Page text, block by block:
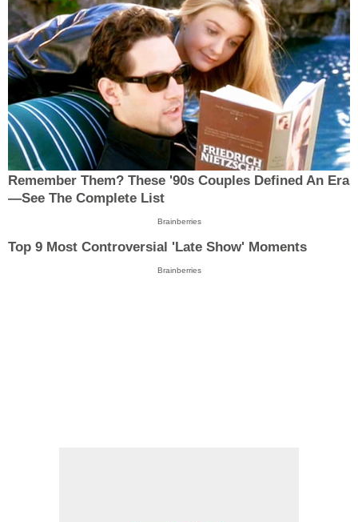
Remember Them? These '90s Couples Defined An Era
—See The Complete List
Brainberries
Top 9 Most Controversial 'Late Show' Moments
Brainberries